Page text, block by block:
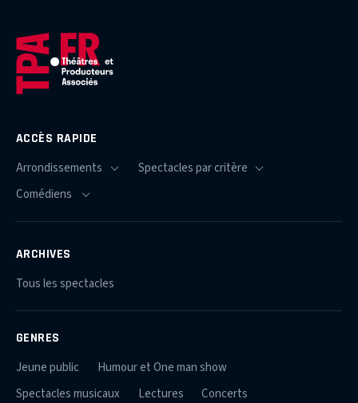
ACCÈS RAPIDE
ARCHIVES
Tous les spectacles
GENRES
Jeune public
Humour et One man show
Spectacles musicaux
Lectures
Concerts